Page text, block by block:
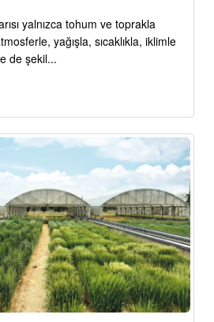
yalnızca tohum ve toprakla
yağışla, sıcaklıkla, iklimle
de şekil...